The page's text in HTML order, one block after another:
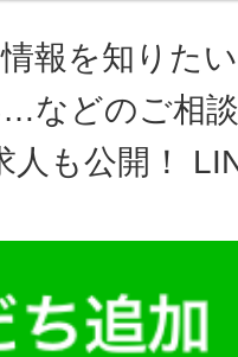
報を知りた
などのご相
人も公開！